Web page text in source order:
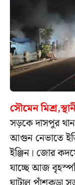
সৌমেন
সড়কে দাসপুর
আগুন নেভাতে
ইঞ্জিন। জোর
যাচ্ছে আজ